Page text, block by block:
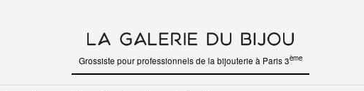
Grossiste pour professionnels de la bijouterie à Paris 3ème